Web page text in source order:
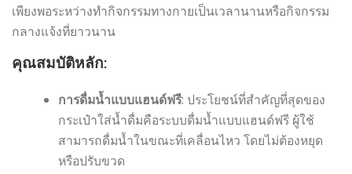
เพียงพอระหว่างทำกิจกรรมทางกายเป็นเวลานานหรือกิจกรรม
กลางแจ้งที่ยาวนาน
คุณสมบัติหลัก:
การดื่มน้ำแบบแฮนด์ฟรี: ประโยชน์ที่สำคัญที่สุดของ
กระเป๋าใส่น้ำดื่มคือระบบดื่มน้ำแบบแฮนด์ฟรี ผู้ใช้
สามารถดื่มน้ำในขณะที่เคลื่อนไหว โดยไม่ต้องหยุด
หรือปรับขวด